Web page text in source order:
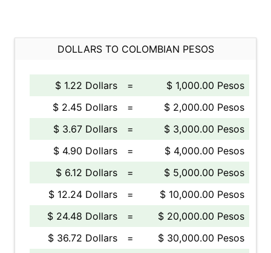
DOLLARS TO COLOMBIAN PESOS
$ 1.22 Dollars =
$ 1,000.00 Pesos
$ 2.45 Dollars
=
$ 2,000.00 Pesos
$ 3.67 Dollars
=
$ 3,000.00 Pesos
$ 4.90 Dollars
=
$ 4,000.00 Pesos
$ 6.12 Dollars
=
$ 5,000.00 Pesos
$ 12.24 Dollars
=
$ 10,000.00 Pesos
$ 24.48 Dollars
=
$ 20,000.00 Pesos
$ 36.72 Dollars
=
$ 30,000.00 Pesos